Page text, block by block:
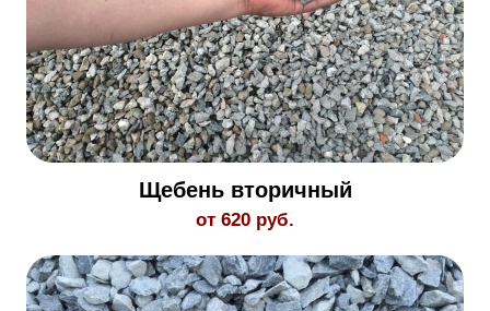
Щебень вторичный
от 620 руб.